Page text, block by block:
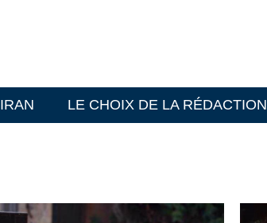
IRAN LE CHOIX DE LA RÉDACTION